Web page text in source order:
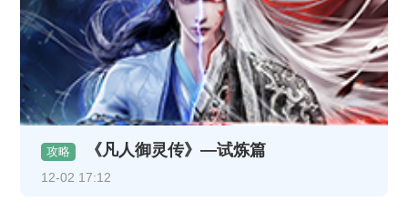
攻略 《凡人御灵传》—试炼篇
12-02 17:12